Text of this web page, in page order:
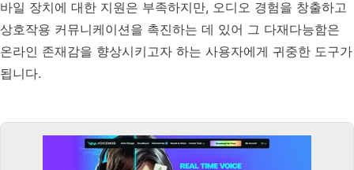
바일 장치에 대한 지원은 부족하지만, 오디오 경험을 창출하고
상호작용 커뮤니케이션을 촉진하는 데 있어 그 다재다능함은
온라인 존재감을 향상시키고자 하는 사용자에게 귀중한 도구가
됩니다.